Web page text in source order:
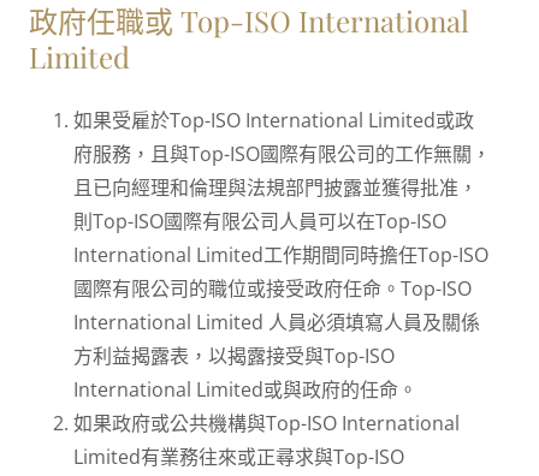
政府任職或 Top-ISO International
Limited
如果受雇於Top-ISO International Limited或政
府服務，且與Top-ISO國際有限公司的工作無關，
且已向經理和倫理與法規部門披露並獲得批准，
則Top-ISO國際有限公司人員可以在Top-ISO
International Limited工作期間同時擔任Top-ISO
國際有限公司的職位或接受政府任命。Top-ISO
International Limited 人員必須填寫人員及關係
方利益揭露表，以揭露接受與Top-ISO
International Limited或與政府的任命。
如果政府或公共機構與Top-ISO International
Limited有業務往來或正尋求與Top-ISO